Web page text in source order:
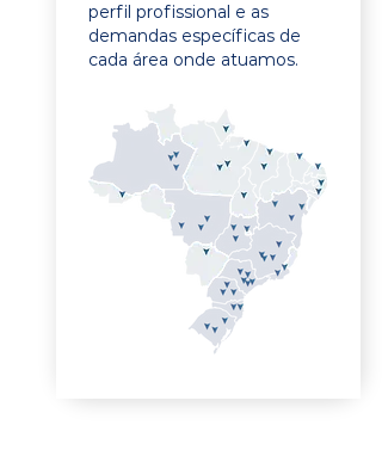
perfil profissional e as
demandas específicas de
cada área onde atuamos.